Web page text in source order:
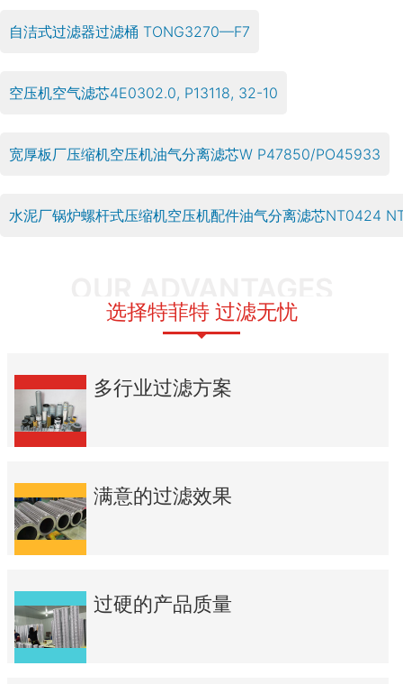
自洁式过滤器过滤桶 TONG3270—F7
空压机空气滤芯4E0302.0, P13118, 32-10
宽厚板厂压缩机空压机油气分离滤芯W P47850/PO45933
水泥厂锅炉螺杆式压缩机空压机配件油气分离滤芯NT0424
选择特菲特 过滤无忧
多行业过滤方案
满意的过滤效果
过硬的产品质量